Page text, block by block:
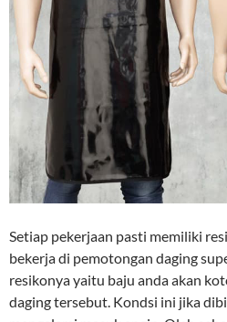
Setiap pekerjaan pasti memiliki
bekerja di pemotongan daging
resikonya yaitu baju anda akan
daging tersebut. Kondsi ini jika